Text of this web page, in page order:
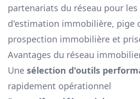
partenariats du réseau pour
d'estimation immobilière, pige
prospection immobilière et
Avantages du réseau
Une sélection d'outils
rapidement opérationnel